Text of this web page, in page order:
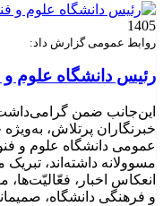
1405
روابط عمومی گزارش داد:
رئیس دانشگاه علوم و
این‌جانب ضمن گرامی‌داشت
خبرنگاران پرتلاش،
عمومی دانشگاه علوم و
مسوولانه داشته‌اند،
انعکاس اخبار،
و فرهنگی دانشگاه،